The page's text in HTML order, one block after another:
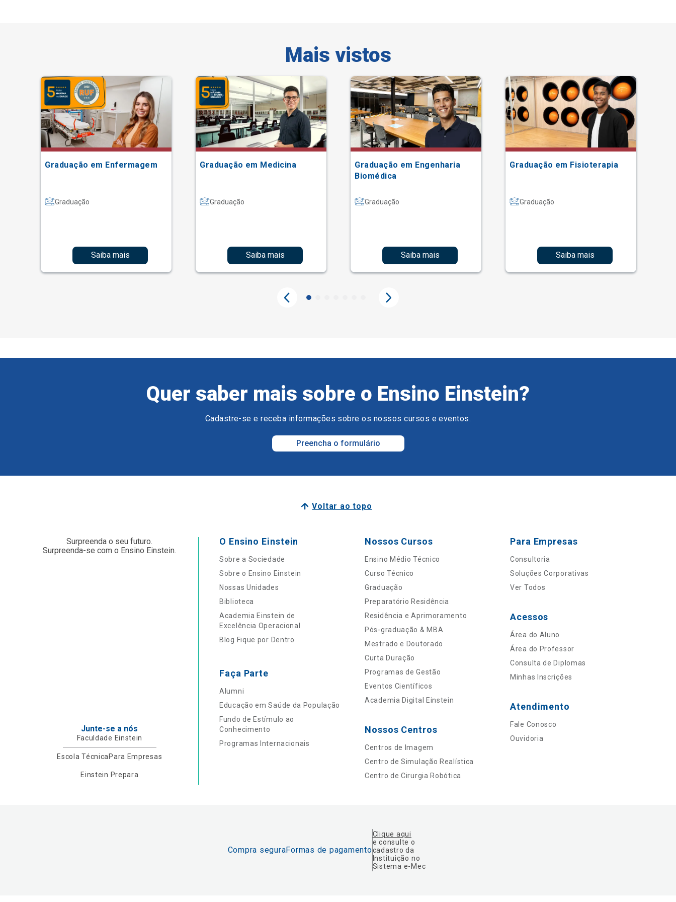
Mais vistos
Graduação em Enfermagem
Graduação
Saiba mais
Graduação em Medicina
Graduação
Saiba mais
Graduação em Engenharia
Biomédica
Graduação
Saiba mais
Graduação em Fisioterapia
Graduação
Saiba mais
Quer saber mais sobre o Ensino Einstein?
Cadastre-se e receba informações sobre os nossos cursos e eventos.
Preencha o formulário
Voltar ao topo
Surpreenda o seu futuro.
Surpreenda-se com o Ensino Einstein.
Junte-se a nós
Faculdade Einstein
Escola Técnica Para Empresas
Einstein Prepara
O Ensino Einstein
Sobre a Sociedade
Sobre o Ensino Einstein
Nossas Unidades
Biblioteca
Academia Einstein de
Excelência Operacional
Blog Fique por Dentro
Faça Parte
Alumni
Educação em Saúde da População
Fundo de Estímulo ao
Conhecimento
Programas Internacionais
Nossos Cursos
Ensino Médio Técnico
Curso Técnico
Graduação
Preparatório Residência
Residência e Aprimoramento
Pós-graduação & MBA
Mestrado e Doutorado
Curta Duração
Programas de Gestão
Eventos Científicos
Academia Digital Einstein
Nossos Centros
Centros de Imagem
Centro de Simulação Realística
Centro de Cirurgia Robótica
Para Empresas
Consultoria
Soluções Corporativas
Ver Todos
Acessos
Área do Aluno
Área do Professor
Consulta de Diplomas
Minhas Inscrições
Atendimento
Fale Conosco
Ouvidoria
Compra seguraFormas de pagamento
Clique aqui
e consulte o
cadastro da
Instituição no
Sistema e-Mec